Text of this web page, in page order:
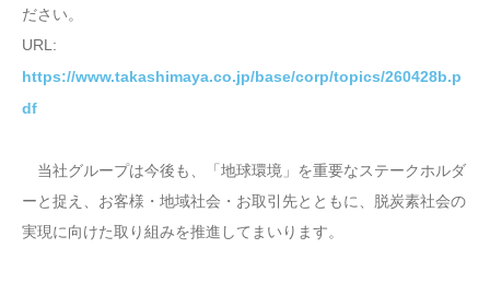
ださい。
URL:
https://www.takashimaya.co.jp/base/corp/topics/260428b.p
df
当社グループは今後も、「地球環境」を重要なステークホルダ
ーと捉え、お客様・地域社会・お取引先とともに、脱炭素社会の
実現に向けた取り組みを推進してまいります。